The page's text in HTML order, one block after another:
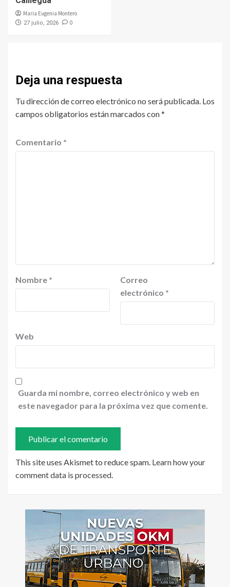
Maria Eugenia Montero
27 julio, 2026 0
Deja una respuesta
Tu dirección de correo electrónico no será publicada. Los
campos obligatorios están marcados con*
Comentario *
Nombre *
Correo
electrónico *
Web
Guarda mi nombre, correo electrónico y web en
este navegador para la próxima vez que comente.
This site uses Akismet to reduce spam. Learn how your
comment data is processed.